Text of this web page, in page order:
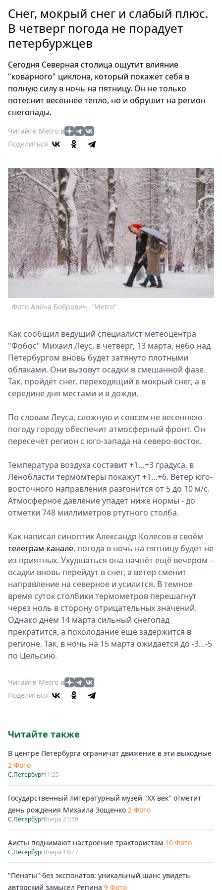
Россия
Мир
Здоровье
Туризм
Мода
Театр
Кино
Афиша
Книги
Пресс-
релизы
О
Metro
Стримы
Спецпроекты
Звезды
Выборы
2026
Снег, мокрый снег и слабый плюс.
В четверг погода не порадует
петербуржцев
Сегодня Северная столица ощутит влияние
"коварного" циклона, который покажет себя в
полную силу в ночь на пятницу. Он не только
потеснит весеннее тепло, но и обрушит на регион
снегопады.
Читайте Metro в
Поделиться
Фото Алёна Бобрович, "Metro"
Как сообщил ведущий специалист метеоцентра
"Фобос" Михаил Леус, в четверг, 13 марта, небо над
Петербургом вновь будет затянуто плотными
облаками. Они вызовут осадки в смешанной фазе.
Так, пройдёт снег, переходящий в мокрый снег, а в
середине дня местами и в дожди.
По словам Леуса, сложную и совсем не весеннюю
погоду городу обеспечит атмосферный фронт. Он
пересечёт регион с юго-запада на северо-восток.
Температура воздуха составит +1…+3 градуса, в
Ленобласти термомтеры покажут +1…+6. Ветер юго-
восточного направления разгонится от 5 до 10 м/с.
Атмосферное давление упадет ниже нормы - до
отметки 748 миллиметров ртутного столба.
Как написал синоптик Александр Колесов в своём
телеграм-канале, погода в ночь на пятницу будет не
из приятных. Ухудшаться она начнёт ещё вечером –
осадки вновь перейдут в снег, а ветер сменит
направление на северное и усилится. В темное
время суток столбики термометров перешагнут
через ноль в сторону отрицательных значений.
Однако днём 14 марта сильный снегопад
прекратится, а похолодание еще задержится в
регионе. Так, в ночь на 15 марта ожидается до -3…-5
по Цельсию.
Читайте Metro в
Поделиться
Читайте также
В центре Петербурга ограничат движение в эти выходные
2 Фото
С.Петербург11:25
Государственный литературный музей "ХХ век" отметит
день рождения Михаила Зощенко 2 Фото
С.ПетербургВчера 21:59
Аисты поднимают настроение трактористам 10 Фото
С.ПетербургВчера 19:27
"Пенаты" без экспонатов: уникальный шанс увидеть
авторский замысел Репина 9 Фото